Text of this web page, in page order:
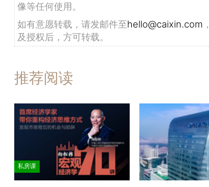
像等任何使用。
如有意愿转载，请发邮件至hello@caixin.com
及授权后，方可转载。
推荐阅读
私房课